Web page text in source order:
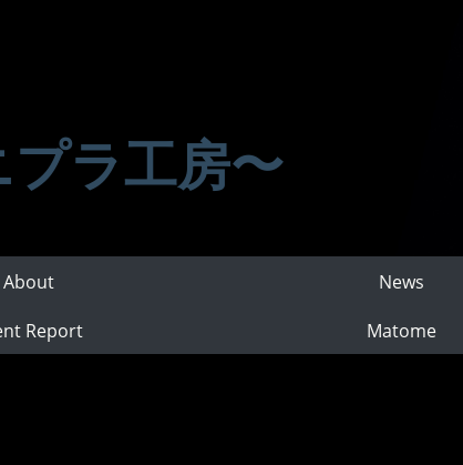
ラ工房〜
About
News
Report Matome